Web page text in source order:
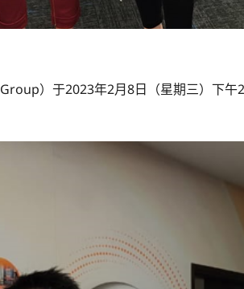
）于2023年2月8日（星期三）下